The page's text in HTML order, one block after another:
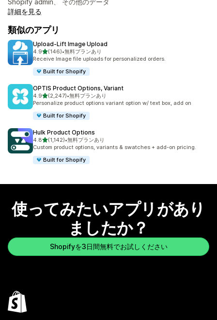
Shopify admin、 その他のデータ
詳細を見る
類似のアプリ
Upload‑Lift Image Upload
4.95つ星中
(146)
合計レビュー数：146件
•無料プランあり
Receive Image file uploads for personalized orders.
Built for Shopify
OPTIS Product Options, Variant
4.95つ星中
(2,247)
合計レビュー数：2247件
•無料プランあり
Personalize product options variant option w/ text box, add on
Built for Shopify
Hulk Product Options
4.85つ星中
(1,142)
合計レビュー数：1142件
•無料プランあり
Custom product options, variants & swatches + add-on pricing.
Built for Shopify
使ってみたいアプリがあり
ましたか？
Shopifyを3日間無料でお試しください